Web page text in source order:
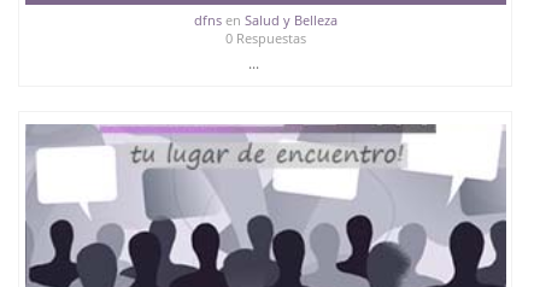
dfnsen Salud y Belleza
0 Respuestas
...